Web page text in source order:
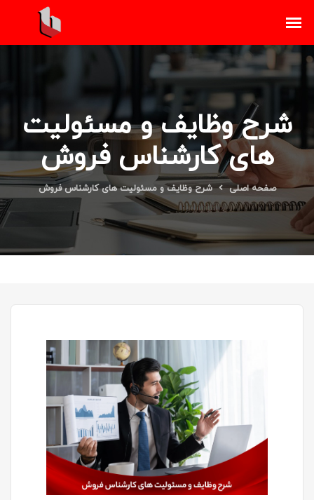
شرح وظایف و مسئولیت
های کارشناس فروش
صفحه اصلی شرح وظایف و مسئولیت های کارشناس فروش